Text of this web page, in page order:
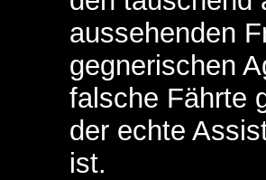
aussehenden
gegnerischen
falsche Fährte
der echte
ist.